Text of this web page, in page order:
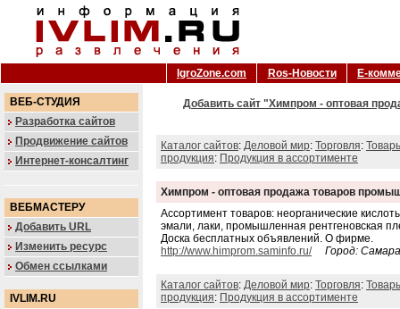
IgroZone.com Ros-Новости Е-
ВЕБ-СТУДИЯ
Разработка сайтов
Продвижение сайтов
Интернет-консалтинг
ВЕБМАСТЕРУ
Добавить URL
Изменить ресурс
Обмен ссылками
IVLIM.RU
Добавить сайт "Химпром - оптовая
Каталог сайтов: Деловой мир: Торговля:
продукция: Продукция в ассортименте
Химпром - оптовая продажа товаров
Ассортимент товаров: неорганические
эмали, лаки, промышленная рентгеновская
Доска бесплатных объявлений. О фирме.
http://www.himprom.saminfo.ru/
Город: Самара
Каталог сайтов: Деловой мир: Торговля:
продукция: Продукция в ассортименте